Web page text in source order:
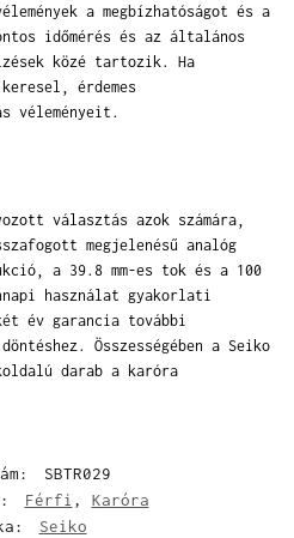
a megbízhatóságot és a
időmérés és az általános
közé tartozik. Ha
érdemes
véleményeit.
választás azok számára,
megjelenésű analóg
a 39.8 mm-es tok és a 100
használat gyakorlati
év garancia további
Összességében a Seiko
darab a karóra
SBTR029
Férfi , Karóra
Seiko